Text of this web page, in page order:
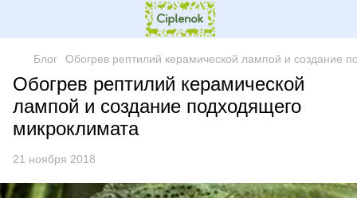
Блог Обогрев рептилий керамической лампой и создание
Обогрев рептилий керамической
лампой и создание подходящего
микроклимата
21 ноября 2018